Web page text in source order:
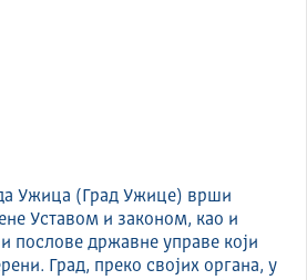
Ужица (Град Ужице) врши
Уставом и законом, као и
послове државне управе који
Град, преко својих органа, у